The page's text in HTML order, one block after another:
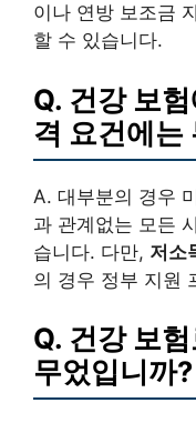
이나 연방 보조금
할 수 있습니다.
Q. 건강 보
격 요건에는
A. 대부분의 경우
과 관계없는 모든
습니다. 다만, 저소
의 경우 정부 지원
Q. 건강 보
무었입니까?